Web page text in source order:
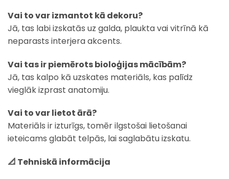
Vai to var izmantot kā dekoru?
Jā, tas labi izskatās uz galda, plaukta vai vitrīnā kā
neparasts interjera akcents.
Vai tas ir piemērots bioloģijas mācībām?
Jā, tas kalpo kā uzskates materiāls, kas palīdz
vieglāk izprast anatomiju.
Vai to var lietot ārā?
Materiāls ir izturīgs, tomēr ilgstošai lietošanai
ieteicams glabāt telpās, lai saglabātu izskatu.
📐 Tehniskā informācija